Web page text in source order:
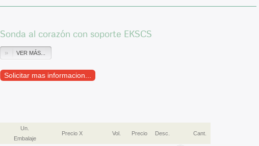
Sonda al corazón con soporte EKSCS
VER MÁS...
Solicitar mas informacion...
Un.
Embalaje
Precio X Vol. Precio Desc. Cant.